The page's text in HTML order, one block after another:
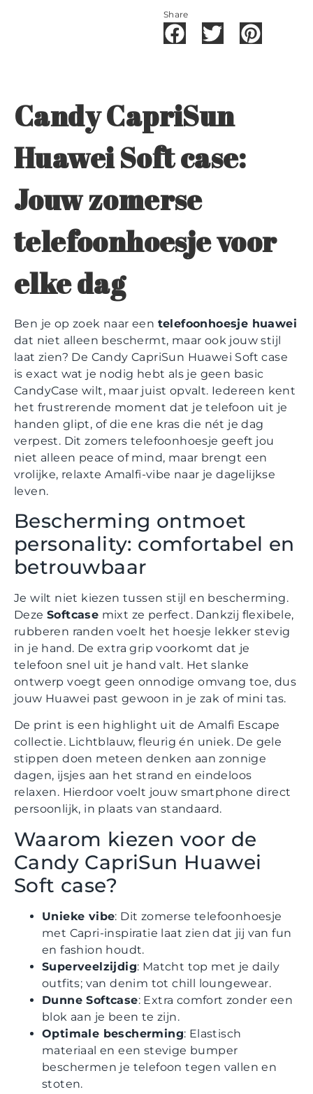
Share
Candy CapriSun
Huawei Soft case:
Jouw zomerse
telefoonhoesje voor
elke dag
Ben je op zoek naar een telefoonhoesje huawei
dat niet alleen beschermt, maar ook jouw stijl
laat zien? De Candy CapriSun Huawei Soft case
is exact wat je nodig hebt als je geen basic
CandyCase wilt, maar juist opvalt. Iedereen kent
het frustrerende moment dat je telefoon uit je
handen glipt, of die ene kras die nét je dag
verpest. Dit zomers telefoonhoesje geeft jou
niet alleen peace of mind, maar brengt een
vrolijke, relaxte Amalfi-vibe naar je dagelijkse
leven.
Bescherming ontmoet
personality: comfortabel en
betrouwbaar
Je wilt niet kiezen tussen stijl en bescherming.
Deze Softcase mixt ze perfect. Dankzij flexibele,
rubberen randen voelt het hoesje lekker stevig
in je hand. De extra grip voorkomt dat je
telefoon snel uit je hand valt. Het slanke
ontwerp voegt geen onnodige omvang toe, dus
jouw Huawei past gewoon in je zak of mini tas.
De print is een highlight uit de Amalfi Escape
collectie. Lichtblauw, fleurig én uniek. De gele
stippen doen meteen denken aan zonnige
dagen, ijsjes aan het strand en eindeloos
relaxen. Hierdoor voelt jouw smartphone direct
persoonlijk, in plaats van standaard.
Waarom kiezen voor de
Candy CapriSun Huawei
Soft case?
Unieke vibe: Dit zomerse telefoonhoesje
met Capri-inspiratie laat zien dat jij van fun
en fashion houdt.
Superveelzijdig: Matcht top met je daily
outfits; van denim tot chill loungewear.
Dunne Softcase: Extra comfort zonder een
blok aan je been te zijn.
Optimale bescherming: Elastisch
materiaal en een stevige bumper
beschermen je telefoon tegen vallen en
stoten.